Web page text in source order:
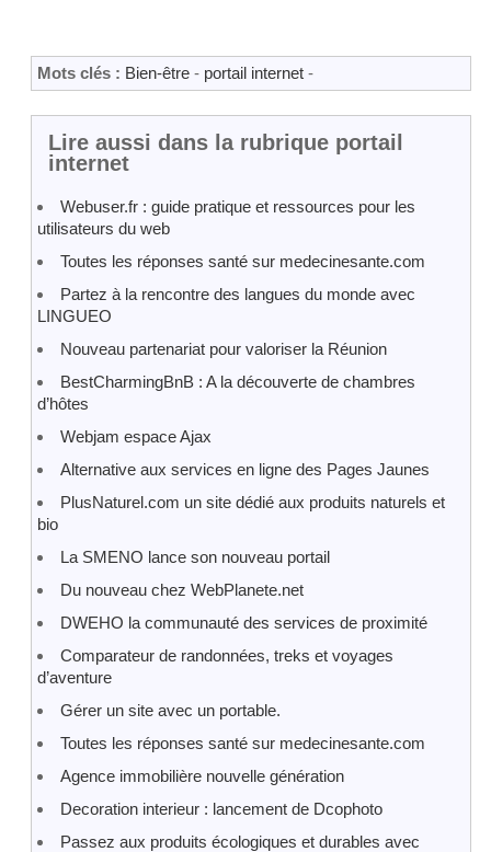
Mots clés : Bien-être - portail internet -
Lire aussi dans la rubrique portail
internet
Webuser.fr : guide pratique et ressources pour les
utilisateurs du web
Toutes les réponses santé sur medecinesante.com
Partez à la rencontre des langues du monde avec
LINGUEO
Nouveau partenariat pour valoriser la Réunion
BestCharmingBnB : A la découverte de chambres
d’hôtes
Webjam espace Ajax
Alternative aux services en ligne des Pages Jaunes
PlusNaturel.com un site dédié aux produits naturels et
bio
La SMENO lance son nouveau portail
Du nouveau chez WebPlanete.net
DWEHO la communauté des services de proximité
Comparateur de randonnées, treks et voyages
d’aventure
Gérer un site avec un portable.
Toutes les réponses santé sur medecinesante.com
Agence immobilière nouvelle génération
Decoration interieur : lancement de Dcophoto
Passez aux produits écologiques et durables avec